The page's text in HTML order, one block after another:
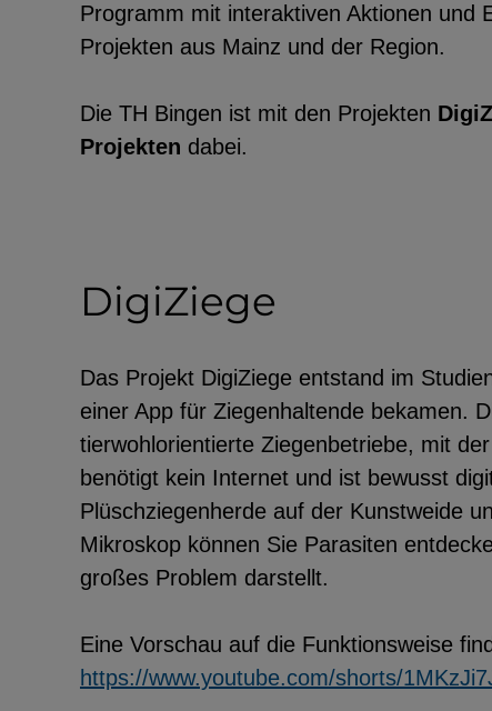
Programm mit interaktiven Aktionen und
Projekten aus Mainz und der Region.
Die TH Bingen ist mit den Projekten
Projekten dabei.
DigiZiege
Das Projekt DigiZiege entstand im
einer App für Ziegenhaltende bekamen.
tierwohlorientierte Ziegenbetriebe, mit
benötigt kein Internet und ist bewusst
Plüschziegenherde auf der Kunstweide
Mikroskop können Sie Parasiten
großes Problem darstellt.
Eine Vorschau auf die Funktionsweise
https://www.youtube.com/shorts/